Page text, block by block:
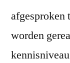
worden